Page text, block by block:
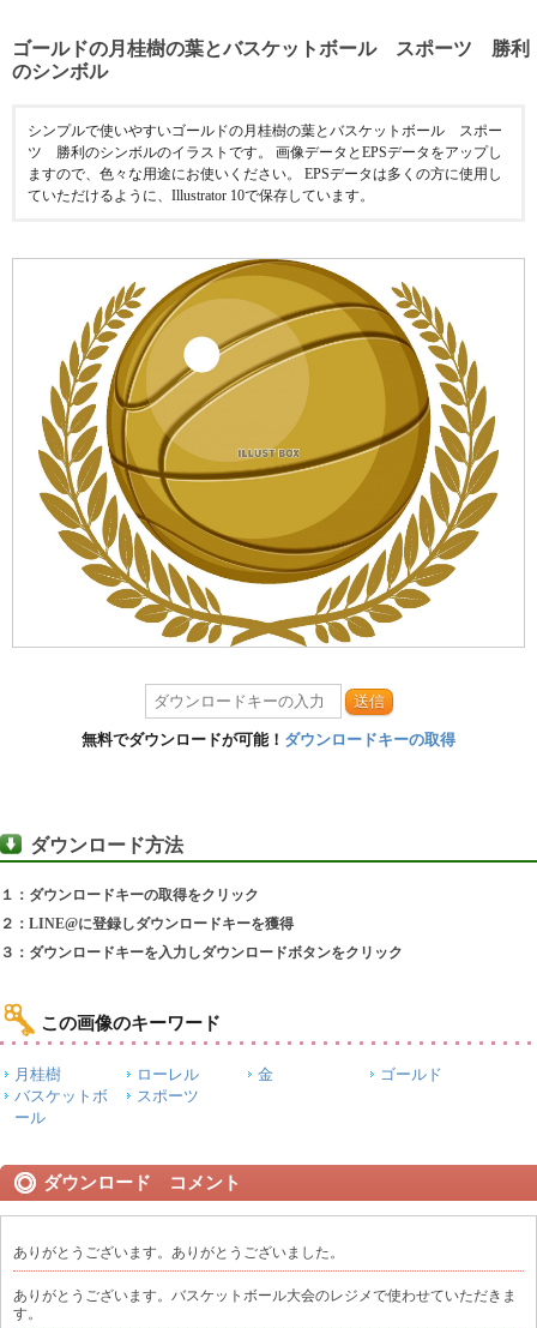
ゴールドの月桂樹の葉とバスケットボール スポーツ 勝利
のシンボル
シンプルで使いやすいゴールドの月桂樹の葉とバスケットボール スポー
ツ 勝利のシンボルのイラストです。 画像データとEPSデータをアップし
ますので、色々な用途にお使いください。 EPSデータは多くの方に使用し
ていただけるように、Illustrator 10で保存しています。
送信
無料でダウンロードが可能！ ダウンロードキーの取得
ダウンロード方法
１：ダウンロードキーの取得をクリック
２：LINE@に登録しダウンロードキーを獲得
３：ダウンロードキーを入力しダウンロードボタンをクリック
この画像のキーワード
月桂樹 ローレル 金
ゴールド
バスケットボ
ール
スポーツ
ダウンロード コメント
ありがとうございます。ありがとうございました。
ありがとうございます。バスケットボール大会のレジメで使わせていただきま
す。